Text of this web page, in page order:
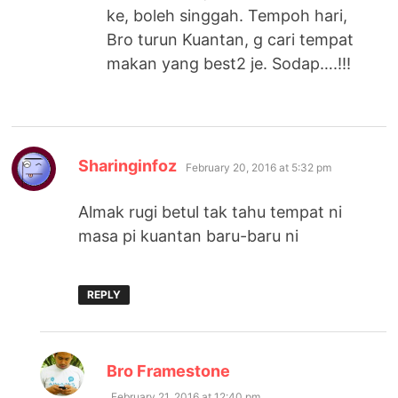
ke, boleh singgah. Tempoh hari,
Bro turun Kuantan, g cari tempat
makan yang best2 je. Sodap….!!!
Sharinginfoz says:
February 20, 2016 at 5:32 pm
Almak rugi betul tak tahu tempat ni
masa pi kuantan baru-baru ni
REPLY
Bro Framestone